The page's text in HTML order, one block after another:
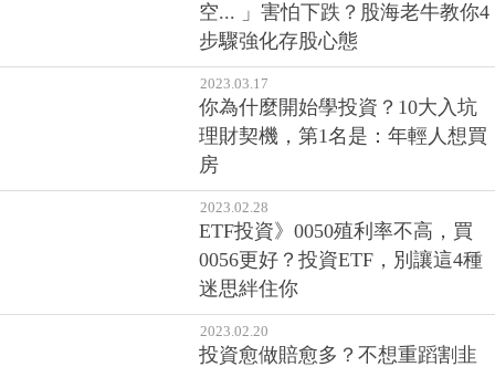
空... 」害怕下跌？股海老牛教你4
步驟強化存股心態
2023.03.17
你為什麼開始學投資？10大入坑
理財契機，第1名是：年輕人想買
房
2023.02.28
ETF投資》0050殖利率不高，買
0056更好？投資ETF，別讓這4種
迷思絆住你
2023.02.20
投資愈做賠愈多？不想重蹈割韭